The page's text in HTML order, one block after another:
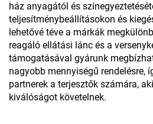
ház anyagától és
teljesítménybeállításokon és
lehetővé téve a márkák
reagáló ellátási lánc és a
támogatásával gyárunk
nagyobb mennyiségű rendelésre,
partnerek a terjesztők számára,
kiválóságot követelnek.